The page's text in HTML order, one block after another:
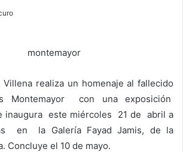
Villena realiza un homenaje al fallecido
Montemayor con una exposición
inaugura este miércoles 21 de abril a
en la Galería Fayad Jamis, de la
Concluye el 10 de mayo.